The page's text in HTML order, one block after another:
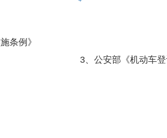
通安全法实施条例》
车登记规定》